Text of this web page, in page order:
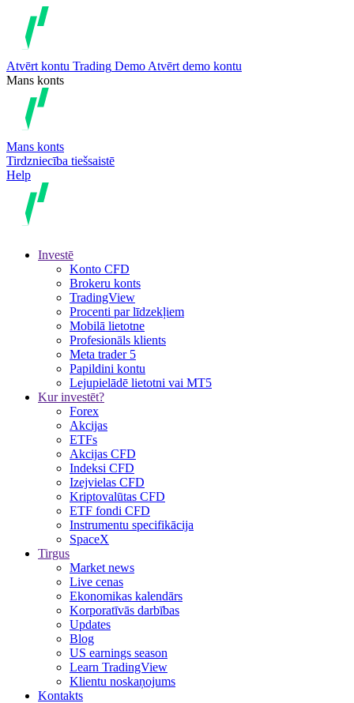
Atvērt kontu Trading Demo Atvērt demo kontu
Mans konts
Mans konts
Tirdzniecība tiešsaistē
Help
Investē
Konto CFD
Brokeru konts
TradingView
Procenti par līdzekļiem
Mobilā lietotne
Profesionāls klients
Meta trader 5
Papildini kontu
Lejupielādē lietotni vai MT5
Kur investēt?
Forex
Akcijas
ETFs
Akcijas CFD
Indeksi CFD
Izejvielas CFD
Kriptovalūtas CFD
ETF fondi CFD
Instrumentu specifikācija
SpaceX
Tirgus
Market news
Live cenas
Ekonomikas kalendārs
Korporatīvās darbības
Updates
Blog
US earnings season
Learn TradingView
Klientu noskaņojums
Kontakts